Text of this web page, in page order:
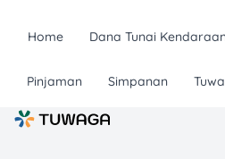
Home Dana Tunai
Pinjaman Simpanan